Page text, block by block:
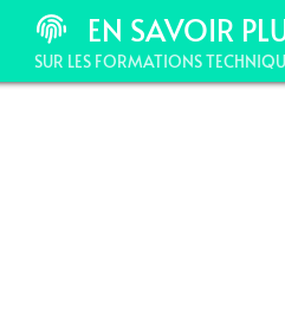
EN SAVOIR
SUR LES FORMATIONS